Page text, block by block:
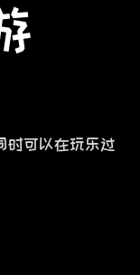
时可以在玩乐过